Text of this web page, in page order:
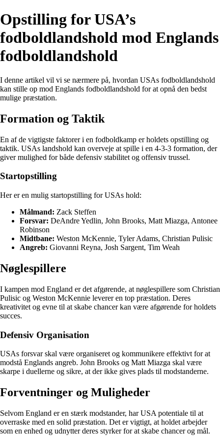
Opstilling for USA’s
fodboldlandshold mod Englands
fodboldlandshold
I denne artikel vil vi se nærmere på, hvordan USAs fodboldlandshold
kan stille op mod Englands fodboldlandshold for at opnå den bedst
mulige præstation.
Formation og Taktik
En af de vigtigste faktorer i en fodboldkamp er holdets opstilling og
taktik. USAs landshold kan overveje at spille i en 4-3-3 formation, der
giver mulighed for både defensiv stabilitet og offensiv trussel.
Startopstilling
Her er en mulig startopstilling for USAs hold:
Målmand: Zack Steffen
Forsvar: DeAndre Yedlin, John Brooks, Matt Miazga, Antonee
Robinson
Midtbane: Weston McKennie, Tyler Adams, Christian Pulisic
Angreb: Giovanni Reyna, Josh Sargent, Tim Weah
Nøglespillere
I kampen mod England er det afgørende, at nøglespillere som Christian
Pulisic og Weston McKennie leverer en top præstation. Deres
kreativitet og evne til at skabe chancer kan være afgørende for holdets
succes.
Defensiv Organisation
USAs forsvar skal være organiseret og kommunikere effektivt for at
modstå Englands angreb. John Brooks og Matt Miazga skal være
skarpe i duellerne og sikre, at der ikke gives plads til modstanderne.
Forventninger og Muligheder
Selvom England er en stærk modstander, har USA potentiale til at
overraske med en solid præstation. Det er vigtigt, at holdet arbejder
som en enhed og udnytter deres styrker for at skabe chancer og mål.